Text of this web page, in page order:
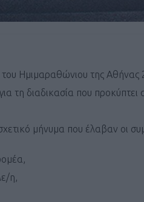
Ημιμαραθώνιου της Αθήνας
τη διαδικασία που
μήνυμα που έλαβαν οι
η,